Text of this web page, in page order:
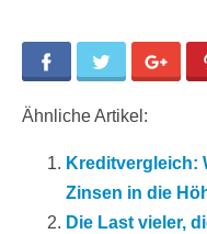
Facebook Twitter
Ähnliche Artikel:
Kreditvergleich:
Zinsen in die
Die Last vieler,